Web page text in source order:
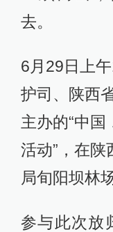
去。
6月29日上
护司、陕西
主办的“中
活动”，在
局旬阳坝林
参与此次放